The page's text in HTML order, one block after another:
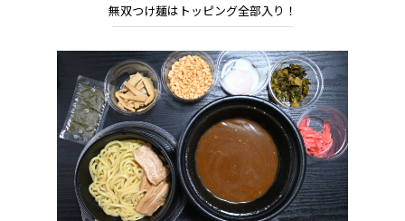
無双つけ麺はトッピング全部入り！